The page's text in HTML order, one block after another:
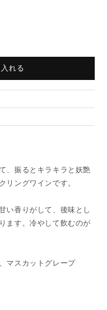
れる
、振るとキラキラと妖艶
リングワインです。
い香りがして、後味とし
ます。冷やして飲むのが
マスカットグレープ